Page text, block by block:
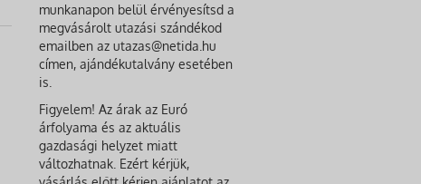
munkanapon belül érvényesítsd a
megvásárolt utazási szándékod
emailben az utazas@netida.hu
címen, ajándékutalvány esetében
is.
Figyelem! Az árak az Euró
árfolyama és az aktuális
gazdasági helyzet miatt
változhatnak. Ezért kérjük,